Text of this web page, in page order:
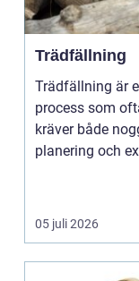
Trädfällning
Trädfällning är
process som
kräver både
planering och
05 juli 2026